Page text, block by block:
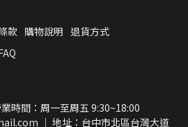
款 購物說明 退貨方式
時間：周一至周五 9:30~18:00
｜ 地址：台中市北區台灣大道